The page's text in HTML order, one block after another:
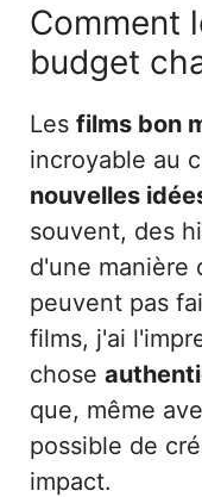
Comment
budget
Les films bon
incroyable au
nouvelles
souvent, des
d'une manière
peuvent pas
films, j'ai
chose
que, même
possible de
impact.